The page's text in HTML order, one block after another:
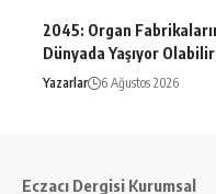
2045: Organ
Dünyada Yaşıyor
Yazarlar 6 Ağustos 2026
Eczacı Dergisi Kurumsal